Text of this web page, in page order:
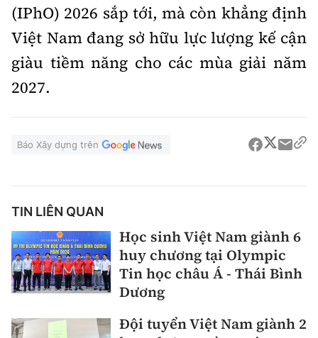
(IPhO) 2026 sắp tới, mà còn khẳng định
Việt Nam đang sở hữu lực lượng kế cận
giàu tiềm năng cho các mùa giải năm
2027.
Báo Xây dựng trên
TIN LIÊN QUAN
Học sinh Việt Nam giành 6
huy chương tại Olympic
Tin học châu Á - Thái Bình
Dương
Đội tuyển Việt Nam giành 2